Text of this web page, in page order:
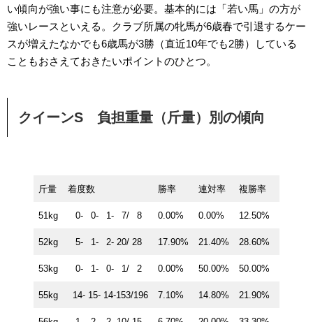
い傾向が強い事にも注意が必要。基本的には「若い馬」の方が
強いレースといえる。クラブ所属の牝馬が6歳春で引退するケー
スが増えたなかでも6歳馬が3勝（直近10年でも2勝）している
こともおさえておきたいポイントのひとつ。
クイーンS 負担重量（斤量）別の傾向
斤量 着度数 勝率 連対率 複勝率
51kg 0- 0- 1- 7/ 8 0.00% 0.00% 12.50%
52kg 5- 1- 2- 20/ 28 17.90% 21.40% 28.60%
53kg 0- 1- 0- 1/ 2 0.00% 50.00% 50.00%
55kg 14- 15- 14-153/196 7.10% 14.80% 21.90%